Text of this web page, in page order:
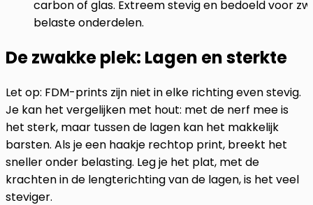
carbon of glas. Extreem stevig en bedoeld voor
belaste onderdelen.
De zwakke plek: Lagen en sterkte
Let op: FDM-prints zijn niet in elke richting even stevig.
Je kan het vergelijken met hout: met de nerf mee is
het sterk, maar tussen de lagen kan het makkelijk
barsten. Als je een haakje rechtop print, breekt het
sneller onder belasting. Leg je het plat, met de
krachten in de lengterichting van de lagen, is het veel
steviger.